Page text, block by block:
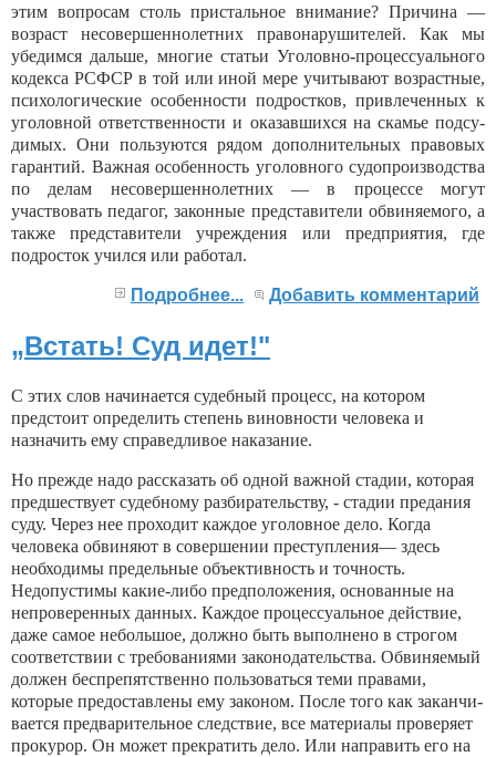
этим вопросам столь пристальное внимание? Причина —
возраст несовершеннолетних правонарушителей. Как мы
убедимся дальше, многие статьи Уголовно-процессуального
кодекса РСФСР в той или иной мере учитывают возрастные,
психологиче­ские особенности подростков, привлеченных к
уголов­ной ответственности и оказавшихся на скамье подсу­
димых. Они пользуются рядом дополнительных пра­вовых
гарантий. Важная особенность уголовного судо­производства
по делам несовершеннолетних — в про­цессе могут
участвовать педагог, законные представители обвиняемого, а
также представители учреждения или предприятия, где
подросток учился или работал.
Подробнее... Добавить комментарий
„Встать! Суд идет!"
С этих слов начинается судебный процесс, на кото­ром
предстоит определить степень виновности челове­ка и
назначить ему справедливое наказание.
Но прежде надо рассказать об одной важной ста­дии, которая
предшествует судебному разбирательст­ву, - стадии предания
суду. Через нее проходит каж­дое уголовное дело. Когда
человека обвиняют в совер­шении преступления— здесь
необходимы предельные объективность и точность.
Недопустимы какие-либо предположения, основанные на
непроверенных данных. Каждое процессуальное действие,
даже самое неболь­шое, должно быть выполнено в строгом
соответствии с требованиями законодательства. Обвиняемый
должен беспрепятственно пользоваться теми правами,
которые предоставлены ему законом. После того как заканчи­
вается предварительное следствие, все материалы про­веряет
прокурор. Он может прекратить дело. Или на­править его на